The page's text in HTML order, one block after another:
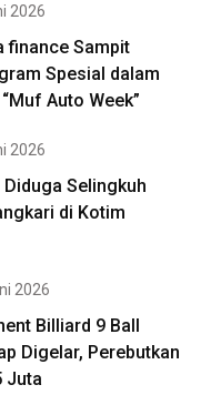
2026
finance Sampit
Spesial dalam
Auto Week”
2026
Selingkuh
di Kotim
2026
Billiard 9 Ball
Digelar, Perebutkan
Juta